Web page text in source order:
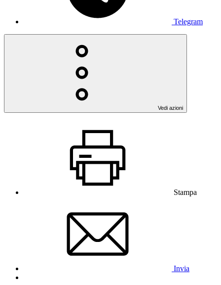
Telegram
Vedi azioni
Stampa
Invia